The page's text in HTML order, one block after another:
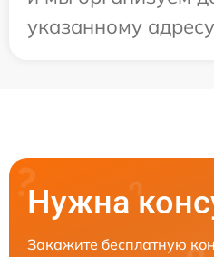
указанному
Нужна
Закажите бесплатную